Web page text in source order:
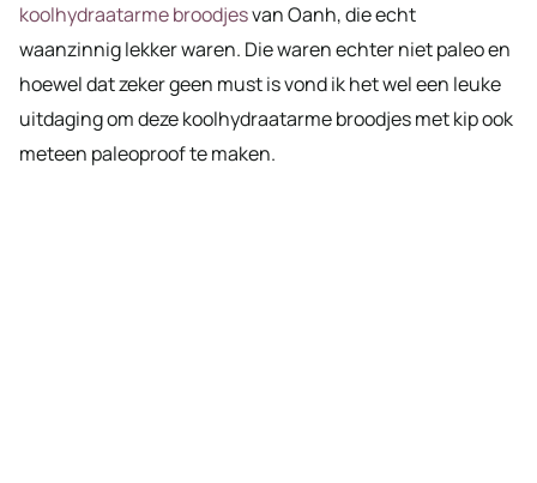
koolhydraatarme broodjesvan Oanh, die echt
waanzinnig lekker waren. Die waren echter niet paleo en
hoewel dat zeker geen must is vond ik het wel een leuke
uitdaging om deze koolhydraatarme broodjes met kip ook
meteen paleoproof te maken.